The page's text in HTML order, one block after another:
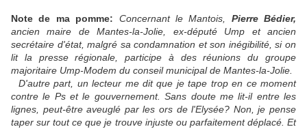
Note de ma pomme: Concernant le Mantois, Pierre Bédier,
ancien maire de Mantes-la-Jolie, ex-député Ump et ancien
secrétaire d'état, malgré sa condamnation et son inégibilité, si on
lit la presse régionale, participe à des réunions du groupe
majoritaire Ump-Modem du conseil municipal de Mantes-la-Jolie.
D'autre part, un lecteur me dit que je tape trop en ce moment
contre le Ps et le gouvernement. Sans doute me lit-il entre les
lignes, peut-être aveuglé par les ors de l'Elysée? Non, je pense
taper sur tout ce que je trouve injuste ou parfaitement déplacé. Et